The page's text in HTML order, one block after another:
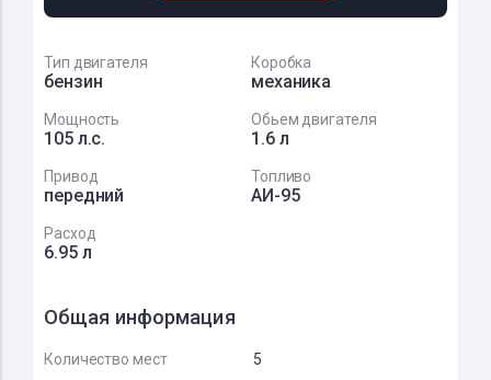
Тип двигателя
бензин
Коробка
механика
Мощность
105 л.с.
Обьем двигателя
1.6 л
Привод
передний
Топливо
АИ-95
Расход
6.95 л
Общая информация
Количество мест
5